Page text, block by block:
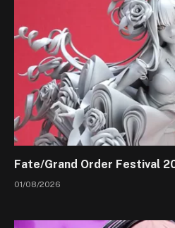
Fate/Grand Order Festival
01/08/2026